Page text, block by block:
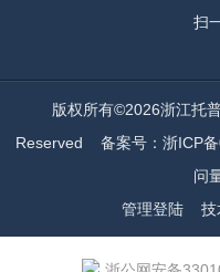
扫
版权所有©2026浙江托
Reserved备案号：浙ICP
问
管理登陆技